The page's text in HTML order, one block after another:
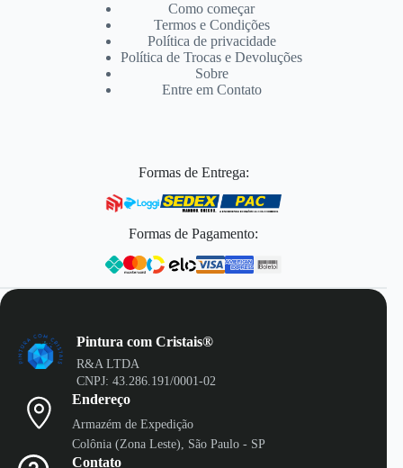
Como começar
Termos e Condições
Política de privacidade
Política de Trocas e Devoluções
Sobre
Entre em Contato
Formas de Entrega:
Formas de Pagamento:
Pintura com Cristais®
R&A LTDA
CNPJ: 43.286.191/0001-02
Endereço
Armazém de Expedição
Colônia (Zona Leste), São Paulo - SP
Contato